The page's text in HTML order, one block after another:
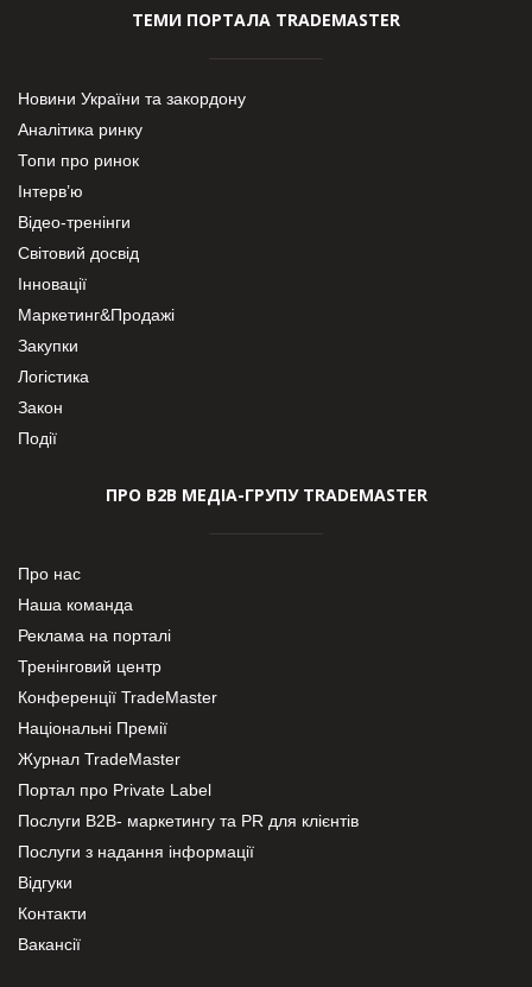
ТЕМИ ПОРТАЛА TRADEMASTER
Новини України та закордону
Аналітика ринку
Топи про ринок
Інтерв’ю
Відео-тренінги
Світовий досвід
Інновації
Маркетинг&Продажі
Закупки
Логістика
Закон
Події
ПРО В2В МЕДІА-ГРУПУ TRADEMASTER
Про нас
Наша команда
Реклама на порталі
Тренінговий центр
Конференції TradeMaster
Національні Премії
Журнал TradeMaster
Портал про Private Label
Послуги В2В- маркетингу та PR для клієнтів
Послуги з надання інформації
Відгуки
Контакти
Вакансії